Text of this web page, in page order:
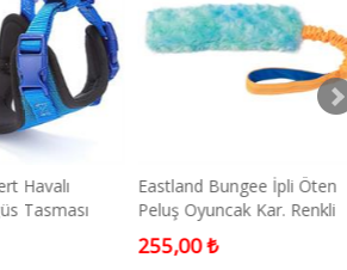
Havalı
Tasması
Eastland Bungee İpli Öten
Peluş Oyuncak Kar. Renkli
52cm
255,00 ₺